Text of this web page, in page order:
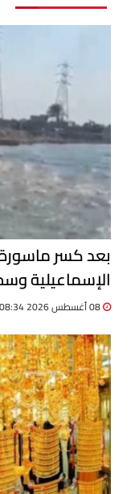
بعد كسر
الإسماعيلية